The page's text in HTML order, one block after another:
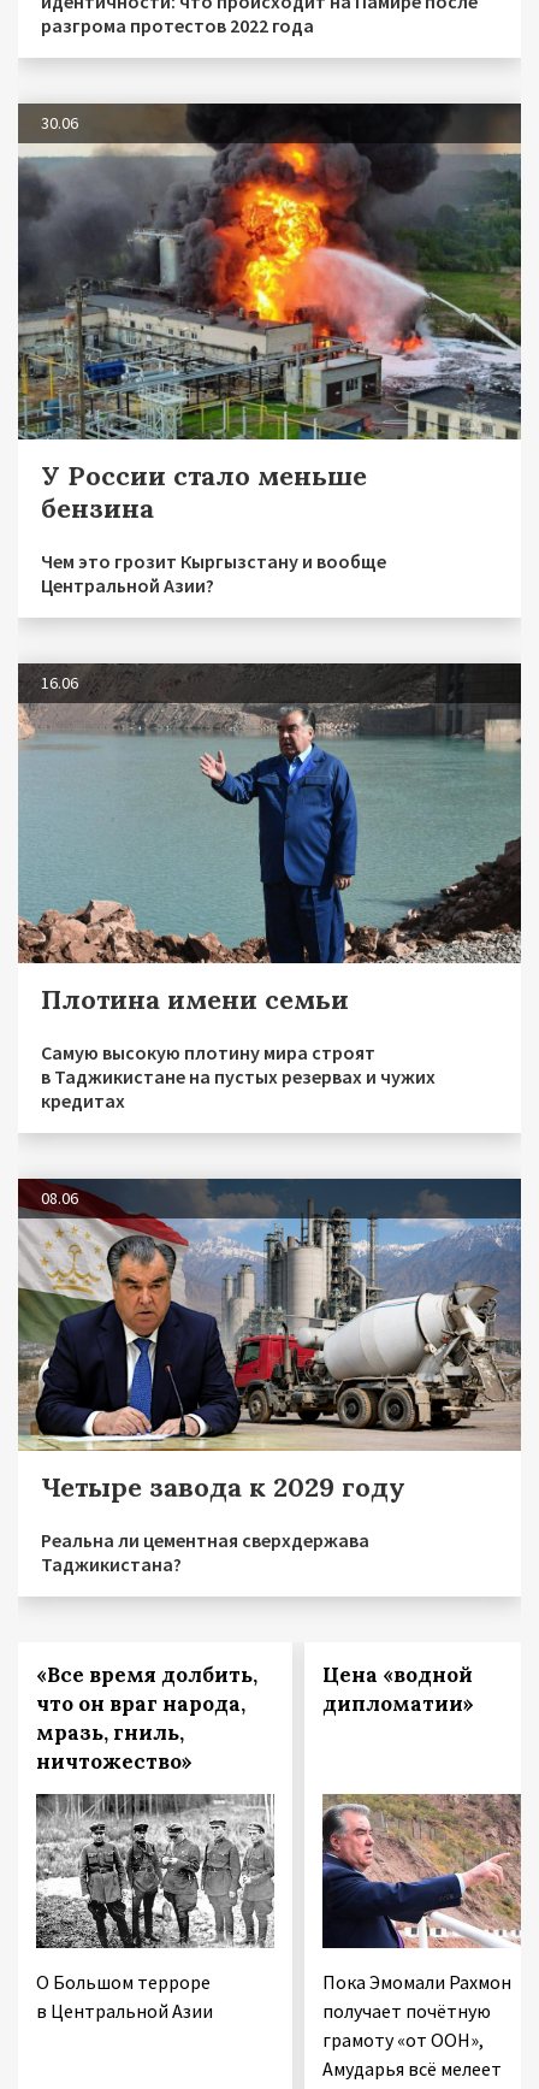
разгрома протестов 2022 года
30.06
У России стало меньше
бензина
Чем это грозит Кыргызстану и вообще
Центральной Азии?
16.06
Плотина имени семьи
Самую высокую плотину мира строят
в Таджикистане на пустых резервах и чужих
кредитах
08.06
Четыре завода к 2029 году
Реальна ли цементная сверхдержава
Таджикистана?
«Все время долбить,
что он враг народа,
мразь, гниль,
ничтожество»
О Большом терроре
в Центральной Азии
Цена «водной
дипломатии»
Пока Эмомали Рахмон
получает почётную
грамоту «от ООН»,
Амударья всё мелеет